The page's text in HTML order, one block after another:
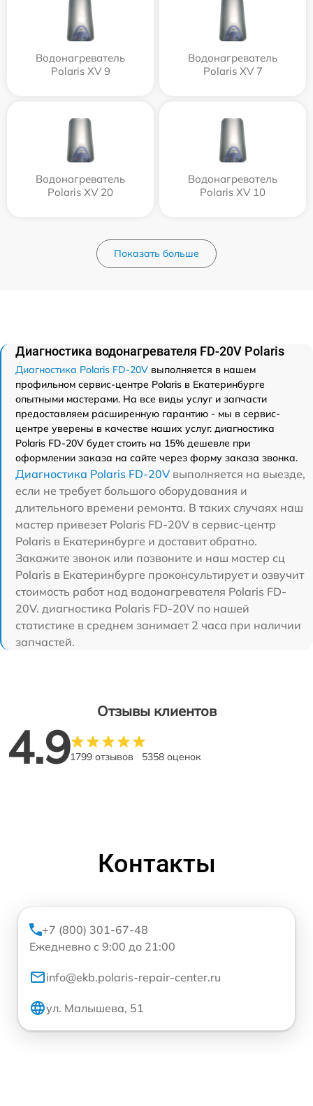
Водонагреватель
Polaris XV 9
Водонагреватель
Polaris XV 7
Водонагреватель
Polaris XV 20
Водонагреватель
Polaris XV 10
Показать больше
Диагностика водонагревателя FD-20V Polaris
Диагностика Polaris FD-20V выполняется в нашем
профильном сервис-центре Polaris в Екатеринбурге
опытными мастерами. На все виды услуг и запчасти
предоставляем расширенную гарантию - мы в сервис-
центре уверены в качестве наших услуг. диагностика
Polaris FD-20V будет стоить на 15% дешевле при
оформлении заказа на сайте через форму заказа звонка.
Диагностика Polaris FD-20V выполняется на выезде,
если не требует большого оборудования и
длительного времени ремонта. В таких случаях наш
мастер привезет Polaris FD-20V в сервис-центр
Polaris в Екатеринбурге и доставит обратно.
Закажите звонок или позвоните и наш мастер сц
Polaris в Екатеринбурге проконсультирует и озвучит
стоимость работ над водонагревателя Polaris FD-
20V. диагностика Polaris FD-20V по нашей
статистике в среднем занимает 2 часа при наличии
запчастей.
Отзывы клиентов
4.91799 отзывов 5358 оценок
Контакты
+7 (800) 301-67-48
Ежедневно с 9:00 до 21:00
info@ekb.polaris-repair-center.ru
ул. Малышева, 51